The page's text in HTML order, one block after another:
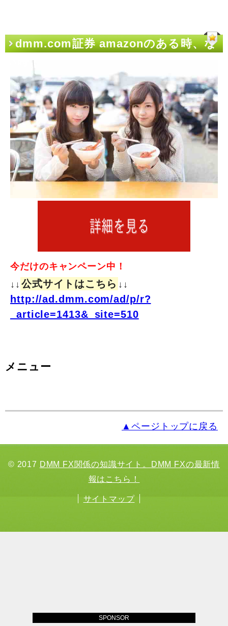
dmm.com証券 amazonのある時、な
い時！
今だけのキャンペーン中！
↓↓ 公式サイトはこちら ↓↓
http://ad.dmm.com/ad/p/r?
_article=1413&_site=510
メニュー
▲ページトップに戻る
© 2017 DMM FX関係の知識サイト。DMM FXの最新情
報はこちら！
サイトマップ
SPONSOR